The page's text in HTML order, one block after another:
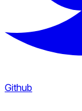
Github